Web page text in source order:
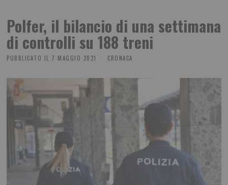
Polfer, il bilancio di una settimana
di controlli su 188 treni
PUBBLICATO IL 7 MAGGIO 2021 CRONACA